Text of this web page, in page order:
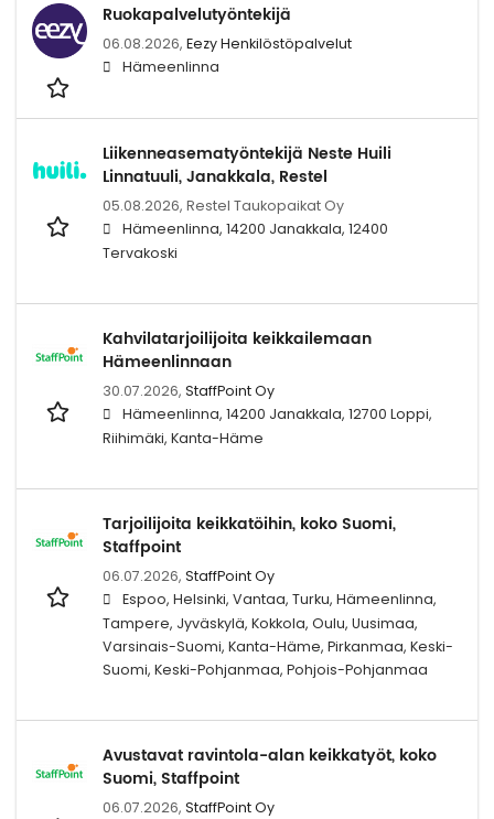
Ruokapalvelutyöntekijä
06.08.2026, Eezy Henkilöstöpalvelut
Hämeenlinna
Liikenneasematyöntekijä Neste Huili
Linnatuuli, Janakkala, Restel
05.08.2026, Restel Taukopaikat Oy
Hämeenlinna, 14200 Janakkala, 12400
Tervakoski
Kahvilatarjoilijoita keikkailemaan
Hämeenlinnaan
30.07.2026, StaffPoint Oy
Hämeenlinna, 14200 Janakkala, 12700 Loppi,
Riihimäki, Kanta-Häme
Tarjoilijoita keikkatöihin, koko Suomi,
Staffpoint
06.07.2026, StaffPoint Oy
Espoo, Helsinki, Vantaa, Turku, Hämeenlinna,
Tampere, Jyväskylä, Kokkola, Oulu, Uusimaa,
Varsinais-Suomi, Kanta-Häme, Pirkanmaa, Keski-
Suomi, Keski-Pohjanmaa, Pohjois-Pohjanmaa
Avustavat ravintola-alan keikkatyöt, koko
Suomi, Staffpoint
06.07.2026, StaffPoint Oy